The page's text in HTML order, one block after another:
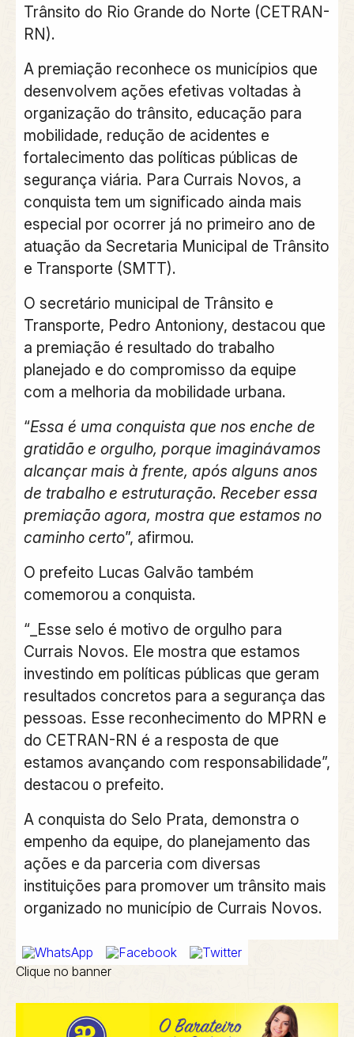
Trânsito do Rio Grande do Norte (CETRAN-
RN).
A premiação reconhece os municípios que
desenvolvem ações efetivas voltadas à
organização do trânsito, educação para
mobilidade, redução de acidentes e
fortalecimento das políticas públicas de
segurança viária. Para Currais Novos, a
conquista tem um significado ainda mais
especial por ocorrer já no primeiro ano de
atuação da Secretaria Municipal de Trânsito
e Transporte (SMTT).
O secretário municipal de Trânsito e
Transporte, Pedro Antoniony, destacou que
a premiação é resultado do trabalho
planejado e do compromisso da equipe
com a melhoria da mobilidade urbana.
“Essa é uma conquista que nos enche de
gratidão e orgulho, porque imaginávamos
alcançar mais à frente, após alguns anos
de trabalho e estruturação. Receber essa
premiação agora, mostra que estamos no
caminho certo”, afirmou.
O prefeito Lucas Galvão também
comemorou a conquista.
“_Esse selo é motivo de orgulho para
Currais Novos. Ele mostra que estamos
investindo em políticas públicas que geram
resultados concretos para a segurança das
pessoas. Esse reconhecimento do MPRN e
do CETRAN-RN é a resposta de que
estamos avançando com responsabilidade”,
destacou o prefeito.
A conquista do Selo Prata, demonstra o
empenho da equipe, do planejamento das
ações e da parceria com diversas
instituições para promover um trânsito mais
organizado no município de Currais Novos.
Clique no banner